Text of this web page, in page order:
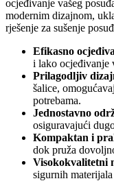
ocjeđivanje vašeg
modernim dizajnom,
rješenje za sušenje
Efikasno
i lako ocjeđivanje
Prilagodljiv
šalice,
potrebama.
Jednostavno
osiguravajući
Kompaktan i
dok pruža
Visokokvalitetni
sigurnih